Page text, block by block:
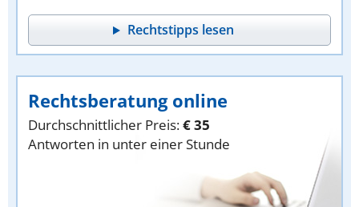
Rechtstipps lesen
Rechtsberatung online
Durchschnittlicher Preis:€ 35
Antworten in unter einer Stunde